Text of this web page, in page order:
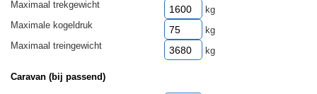
Maximaal trekgewicht
kg
Maximale kogeldruk
kg
Maximaal treingewicht
kg
Caravan (bij passend)